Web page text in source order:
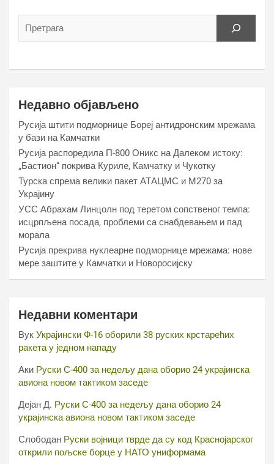
Недавно објављено
Русија штити подморнице Бореј антидронским мрежама
у бази на Камчатки
Русија распоредила П-800 Оникс на Далеком истоку:
„Бастион“ покрива Куриле, Камчатку и Чукотку
Турска спрема велики пакет АТАЦМС и М270 за
Украјину
УСС Абрахам Линцолн под теретом сопственог темпа:
исцрпљена посада, проблеми са снабдевањем и пад
морала
Русија прекрива нуклеарне подморнице мрежама: нове
мере заштите у Камчатки и Новоросијску
Недавни коментари
Вук Украјински Ф-16 оборили 38 руских крстарећих
ракета у једном нападу
Аки Руски С-400 за недељу дана оборио 24 украјинска
авиона новом тактиком заседе
Дејан Д. Руски С-400 за недељу дана оборио 24
украјинска авиона новом тактиком заседе
Слободан Руски војници тврде да су код Краснојарског
открили пољске борце у НАТО униформама